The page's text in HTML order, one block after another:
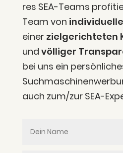
res SEA-Teams
Team von
einer ziel­ge­rich­te­ten
und völ­li­ger
bei uns ein
auch zum/zur SEA-